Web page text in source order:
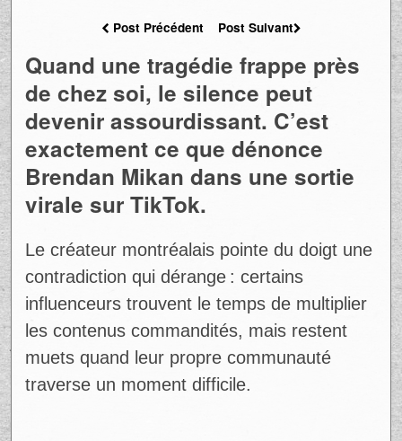
Post Précédent Post Suivant
Quand une tragédie frappe près
de chez soi, le silence peut
devenir assourdissant. C’est
exactement ce que dénonce
Brendan Mikan dans une sortie
virale sur TikTok.
Le créateur montréalais pointe du doigt une
contradiction qui dérange : certains
influenceurs trouvent le temps de multiplier
les contenus commandités, mais restent
muets quand leur propre communauté
traverse un moment difficile.